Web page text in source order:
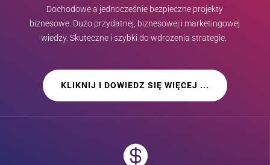
Dochodowe a jednocześnie bezpieczne projekty
biznesowe. Dużo przydatnej, biznesowej i marketingowej
wiedzy. Skuteczne i szybki do wdrożenia strategie.
KLIKNIJ I DOWIEDZ SIĘ WIĘCEJ ...
